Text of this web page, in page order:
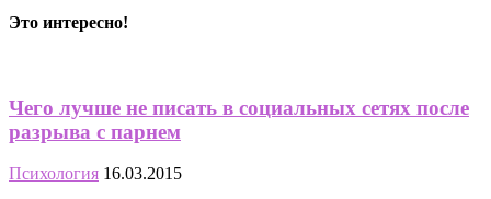
Это интересно!
Чего лучше не писать в социальных сетях после
разрыва с парнем
Психология 16.03.2015